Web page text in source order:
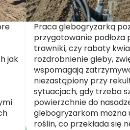
jak
Praca glebogryzarką
przygotowanie podłoża
trawniki, czy rabaty
rozdrobnienie gleby,
wspomagają
niezastąpiony przy
sytuacjach, gdy trzeba
powierzchnie do
glebogryzarkom można
roślin, co przekłada się